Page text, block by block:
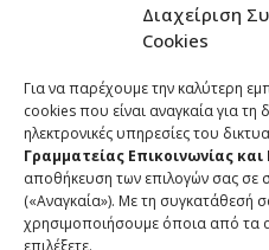
Διαχείριση
Cookies
Για να παρέχουμε την καλύτερη
cookies που είναι αναγκαία για τη
ηλεκτρονικές υπηρεσίες του
Γραμματείας Επικοινωνίας
αποθήκευση των επιλογών σας σε
(«Αναγκαία»). Με τη συγκατάθεσή
χρησιμοποιήσουμε όποια από τα
επιλέξετε.
ΕΠΙΚΟΙΝΩΝΙΑ